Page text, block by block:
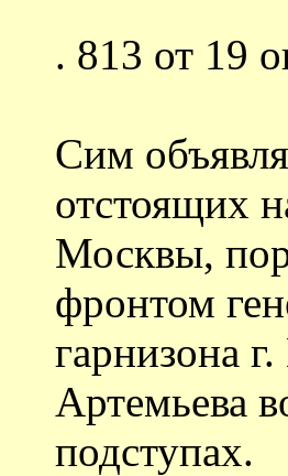
. 813 от 19
Сим
отстоящих
Москвы,
фронтом
гарнизона
Артемьева
подступах.